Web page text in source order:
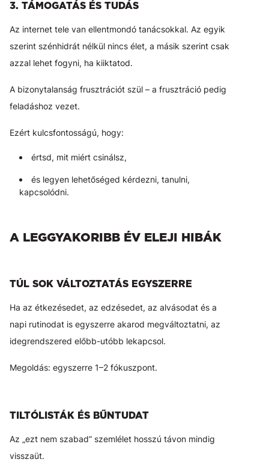
3. TÁMOGATÁS ÉS TUDÁS
Az internet tele van ellentmondó tanácsokkal. Az egyik
szerint szénhidrát nélkül nincs élet, a másik szerint csak
azzal lehet fogyni, ha kiiktatod.
A bizonytalanság frusztrációt szül – a frusztráció pedig
feladáshoz vezet.
Ezért kulcsfontosságú, hogy:
értsd, mit miért csinálsz,
és legyen lehetőséged kérdezni, tanulni,
kapcsolódni.
A LEGGYAKORIBB ÉV ELEJI HIBÁK
TÚL SOK VÁLTOZTATÁS EGYSZERRE
Ha az étkezésedet, az edzésedet, az alvásodat és a
napi rutinodat is egyszerre akarod megváltoztatni, az
idegrendszered előbb-utóbb lekapcsol.
Megoldás: egyszerre 1–2 fókuszpont.
TILTÓLISTÁK ÉS BŰNTUDAT
Az „ezt nem szabad” szemlélet hosszú távon mindig
visszaüt.